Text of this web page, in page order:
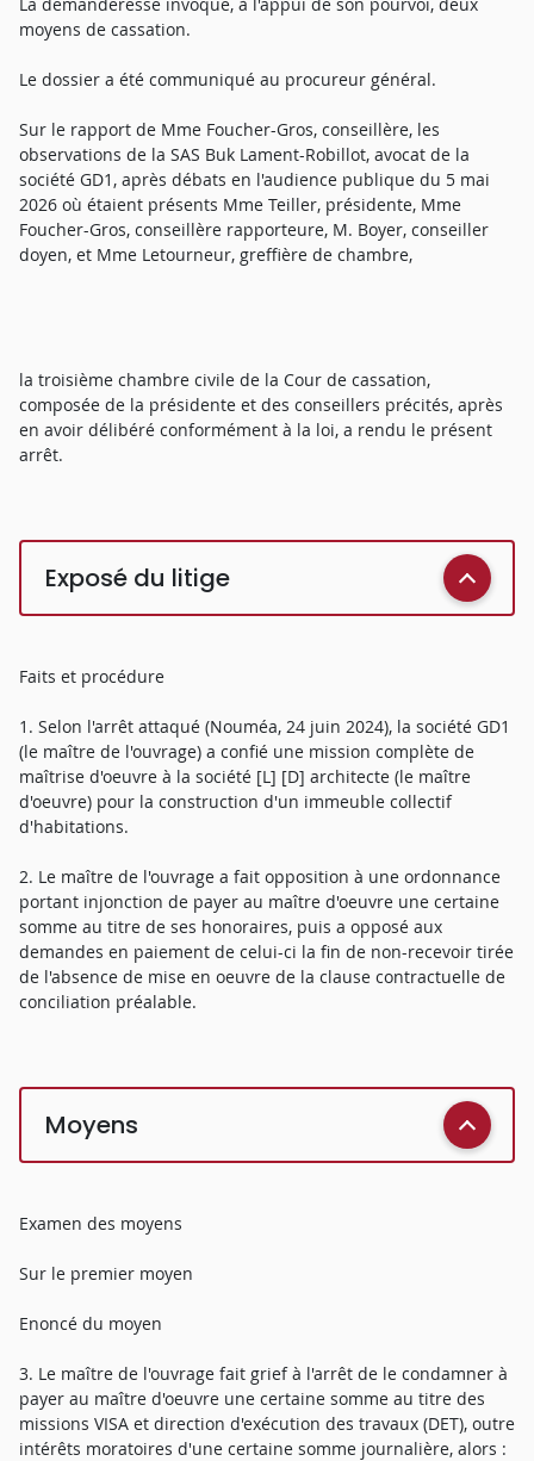
moyens de cassation.
Le dossier a été communiqué au procureur général.
Sur le rapport de Mme Foucher-Gros, conseillère, les
observations de la SAS Buk Lament-Robillot, avocat de la
société GD1, après débats en l'audience publique du 5 mai
2026 où étaient présents Mme Teiller, présidente, Mme
Foucher-Gros, conseillère rapporteure, M. Boyer, conseiller
doyen, et Mme Letourneur, greffière de chambre,
la troisième chambre civile de la Cour de cassation,
composée de la présidente et des conseillers précités, après
en avoir délibéré conformément à la loi, a rendu le présent
arrêt.
Exposé du litige
Faits et procédure
1. Selon l'arrêt attaqué (Nouméa, 24 juin 2024), la société GD1
(le maître de l'ouvrage) a confié une mission complète de
maîtrise d'oeuvre à la société [L] [D] architecte (le maître
d'oeuvre) pour la construction d'un immeuble collectif
d'habitations.
2. Le maître de l'ouvrage a fait opposition à une ordonnance
portant injonction de payer au maître d'oeuvre une certaine
somme au titre de ses honoraires, puis a opposé aux
demandes en paiement de celui-ci la fin de non-recevoir tirée
de l'absence de mise en oeuvre de la clause contractuelle de
conciliation préalable.
Moyens
Examen des moyens
Sur le premier moyen
Enoncé du moyen
3. Le maître de l'ouvrage fait grief à l'arrêt de le condamner à
payer au maître d'oeuvre une certaine somme au titre des
missions VISA et direction d'exécution des travaux (DET), outre
intérêts moratoires d'une certaine somme journalière, alors :